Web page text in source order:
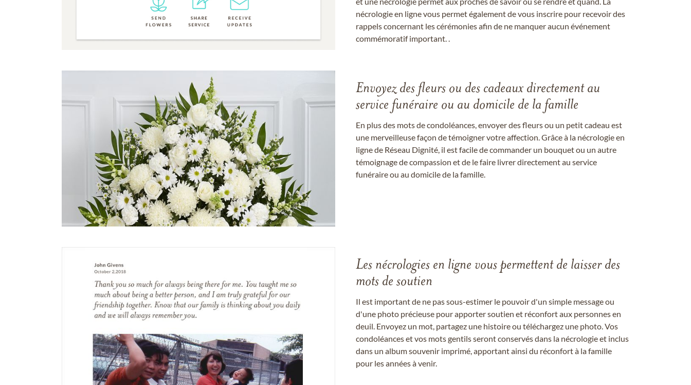
nécrologie en ligne vous permet également de vous inscrire pour recevoir des
rappels concernant les cérémonies afin de ne manquer aucun événement
commémoratif important. .
Envoyez des fleurs ou des cadeaux directement au
service funéraire ou au domicile de la famille
En plus des mots de condoléances, envoyer des fleurs ou un petit cadeau est
une merveilleuse façon de témoigner votre affection. Grâce à la nécrologie en
ligne de Réseau Dignité, il est facile de commander un bouquet ou un autre
témoignage de compassion et de le faire livrer directement au service
funéraire ou au domicile de la famille.
Les nécrologies en ligne vous permettent de laisser des
mots de soutien
Il est important de ne pas sous-estimer le pouvoir d'un simple message ou
d'une photo précieuse pour apporter soutien et réconfort aux personnes en
deuil. Envoyez un mot, partagez une histoire ou téléchargez une photo. Vos
condoléances et vos mots gentils seront conservés dans la nécrologie et inclus
dans un album souvenir imprimé, apportant ainsi du réconfort à la famille
pour les années à venir.